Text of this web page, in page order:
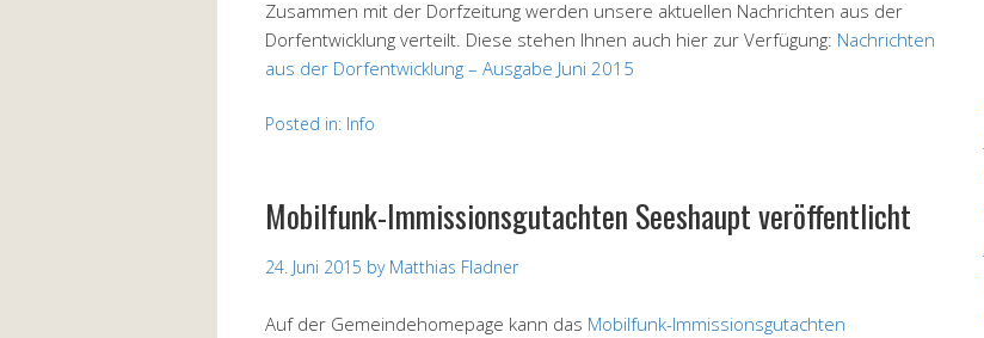
Zusammen mit der Dorfzeitung werden unsere aktuellen Nachrichten aus der
Dorfentwicklung verteilt. Diese stehen Ihnen auch hier zur Verfügung: Nachrichten
aus der Dorfentwicklung – Ausgabe Juni 2015
Posted in: Info
Mobilfunk-Immissionsgutachten Seeshaupt veröffentlicht
24. Juni 2015 by Matthias Fladner
Auf der Gemeindehomepage kann das Mobilfunk-Immissionsgutachten